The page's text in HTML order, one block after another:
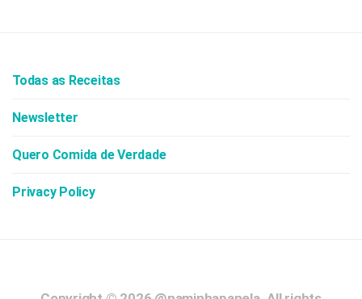
Todas as Receitas
Newsletter
Quero Comida de Verdade
Privacy Policy